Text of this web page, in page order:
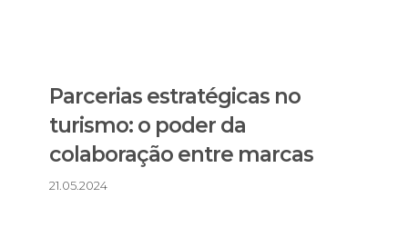
Parcerias estratégicas no
turismo: o poder da
colaboração entre marcas
21.05.2024